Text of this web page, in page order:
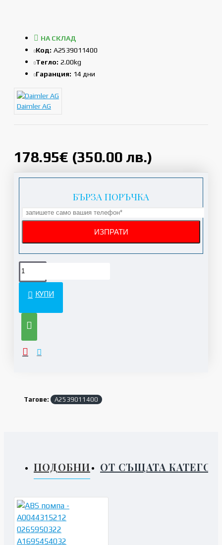
178.95€ (350.00 лв.)
НА СКЛАД
Код: A2539011400
Тегло: 2.00kg
Гаранция: 14 дни
Daimler AG
БЪРЗА ПОРЪЧКА
КУПИ
Тагове: A2539011400
ПОДОБНИ ОТ СЪЩАТА